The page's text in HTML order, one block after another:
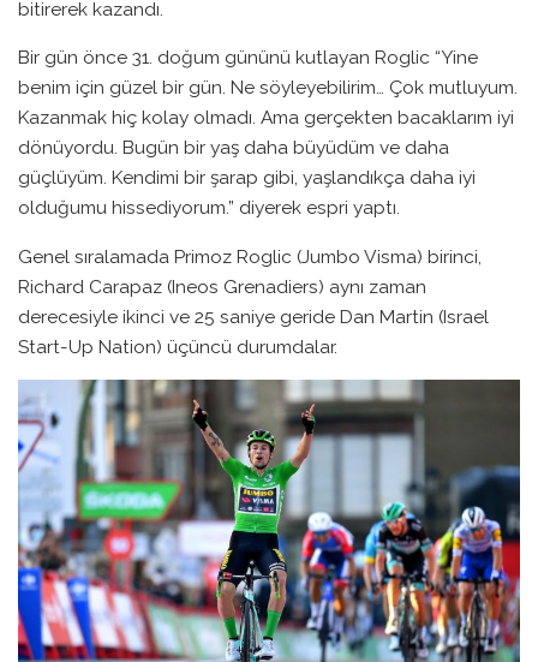
bitirerek kazandı.
Bir gün önce 31. doğum gününü kutlayan Roglic “Yine
benim için güzel bir gün. Ne söyleyebilirim… Çok mutluyum.
Kazanmak hiç kolay olmadı. Ama gerçekten bacaklarım iyi
dönüyordu. Bugün bir yaş daha büyüdüm ve daha
güçlüyüm. Kendimi bir şarap gibi, yaşlandıkça daha iyi
olduğumu hissediyorum.” diyerek espri yaptı.
Genel sıralamada Primoz Roglic (Jumbo Visma) birinci,
Richard Carapaz (Ineos Grenadiers) aynı zaman
derecesiyle ikinci ve 25 saniye geride Dan Martin (Israel
Start-Up Nation) üçüncü durumdalar.